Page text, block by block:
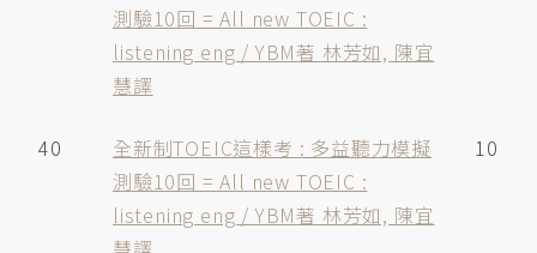
測驗10回 = All new TOEIC :
listening eng / YBM著 林芳如, 陳宜
慧譯
40
全新制TOEIC這樣考 : 多益聽力模擬
測驗10回 = All new TOEIC :
listening eng / YBM著 林芳如, 陳宜
10